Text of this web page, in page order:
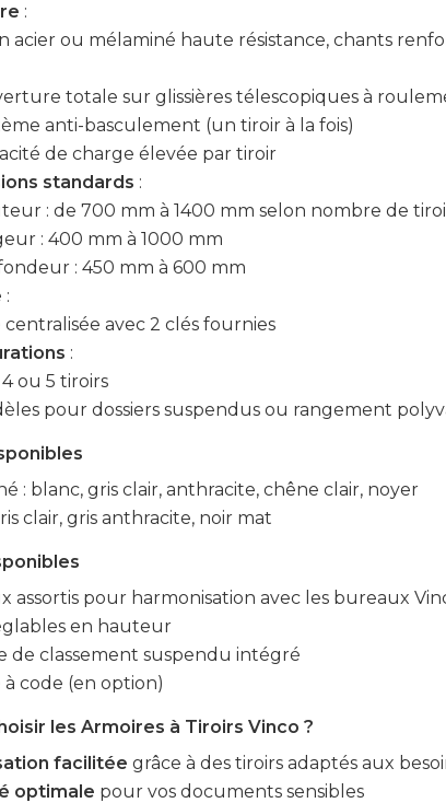
:
acier ou mélaminé haute résistance, chants
totale sur glissières télescopiques à
anti-basculement (un tiroir à la fois)
de charge élevée par tiroir
standards :
: de 700 mm à 1400 mm selon nombre de
: 400 mm à 1000 mm
: 450 mm à 600 mm
:
avec 2 clés fournies
:
4 ou 5 tiroirs
pour dossiers suspendus ou rangement
: blanc, gris clair, anthracite, chêne clair, noyer
clair, gris anthracite, noir mat
assortis pour harmonisation avec les bureaux
en hauteur
de classement suspendu intégré
code (en option)
les Armoires à Tiroirs Vinco ?
facilitée grâce à des tiroirs adaptés aux
optimale pour vos documents sensibles